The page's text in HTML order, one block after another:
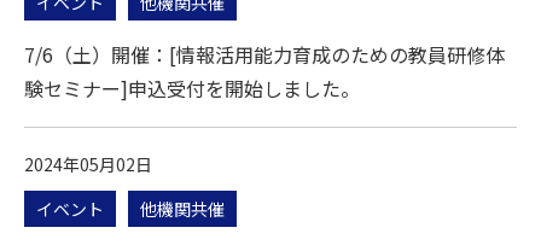
7/6（土）開催：[情報活用能力育成のための教員研修体
験セミナー]申込受付を開始しました。
2024年05月02日
イベント
他機関共催